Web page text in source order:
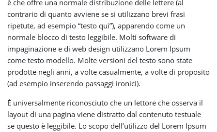
è che offre una normale distribuzione delle lettere (al
contrario di quanto avviene se si utilizzano brevi frasi
ripetute, ad esempio “testo qui”), apparendo come un
normale blocco di testo leggibile. Molti software di
impaginazione e di web design utilizzano Lorem Ipsum
come testo modello. Molte versioni del testo sono state
prodotte negli anni, a volte casualmente, a volte di proposito
(ad esempio inserendo passaggi ironici).
È universalmente riconosciuto che un lettore che osserva il
layout di una pagina viene distratto dal contenuto testuale
se questo è leggibile. Lo scopo dell’utilizzo del Lorem Ipsum